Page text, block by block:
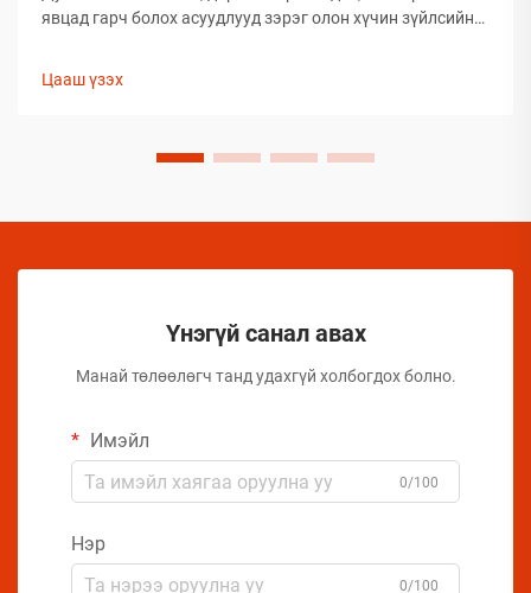
явцад гарч болох асуудлууд зэрэг олон хүчин зүйлсийн
байдлыг хадгалахад тооless дундаа сорилтуудтай
арга хэмжээ авах шаардлагатай.
Цааш үзэх
Үнэгүй санал авах
Манай төлөөлөгч танд удахгүй холбогдох болно.
Имэйл
0/100
Нэр
0/100